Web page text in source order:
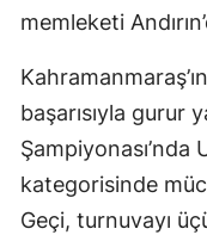
memleketi
başarısıyla gurur
kategorisinde
Geçi, turnuvayı